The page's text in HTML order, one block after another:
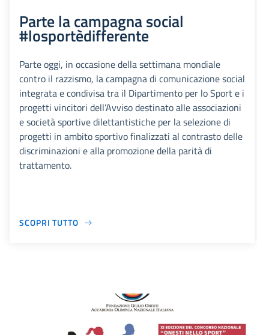
Parte la campagna social
#losportèdifferente
Parte oggi, in occasione della settimana mondiale
contro il razzismo, la campagna di comunicazione social
integrata e condivisa tra il Dipartimento per lo Sport e i
progetti vincitori dell’Avviso destinato alle associazioni
e società sportive dilettantistiche per la selezione di
progetti in ambito sportivo finalizzati al contrasto delle
discriminazioni e alla promozione della parità di
trattamento.
SCOPRI TUTTO